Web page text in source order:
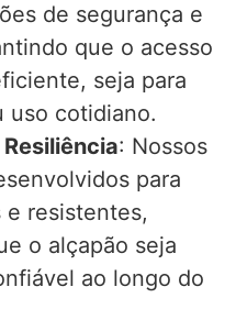
de segurança e
que o acesso
seja para
uso cotidiano.
: Nossos
para
e resistentes,
o alçapão seja
ao longo do